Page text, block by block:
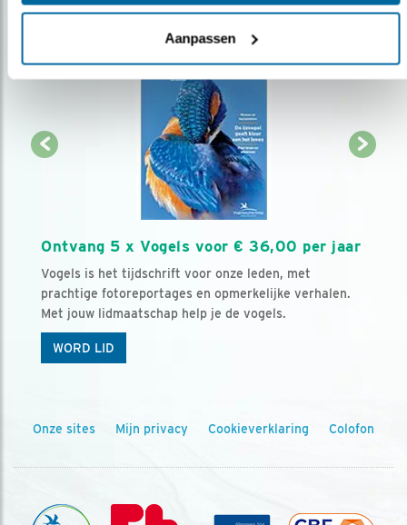
Aanpassen
Ontvang 5 x Vogels voor € 36,00 per jaar
Vogels is het tijdschrift voor onze leden, met
prachtige fotoreportages en opmerkelijke verhalen.
Met jouw lidmaatschap help je de vogels.
WORD LID
Onze sites Mijn privacy Cookieverklaring Colofon